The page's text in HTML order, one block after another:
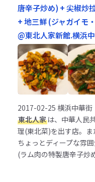
唐辛子炒め) + 尖椒炒
+ 地三鮮 (ジャガイモ
@東北人家新館.横浜
2017-02-25 横浜中華街
東北人家は、中華人民
理(東北菜)を出す店。
ちょっとディープな雰
(ラム肉の特製唐辛子炒